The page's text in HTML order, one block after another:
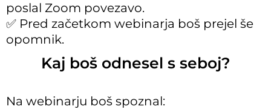
poslal Zoom povezavo.
✅ Pred začetkom webinarja boš prejel še
opomnik.
Kaj boš odnesel s seboj?
Na webinarju boš spoznal: